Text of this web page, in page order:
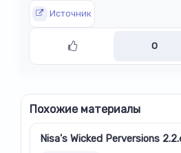
Источник
0
Похожие материалы
Nisa's Wicked Perversions